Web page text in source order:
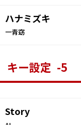
ハナミズキ
一青窈
キー設定 -5
Story